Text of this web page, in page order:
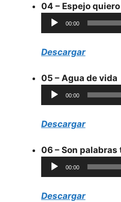
04 – Espejo
Reproductor
de
00:00
Descargar
05 – Agua de vida
Reproductor
de
00:00
Descargar
06 – Son palabras
Reproductor
de
00:00
Descargar